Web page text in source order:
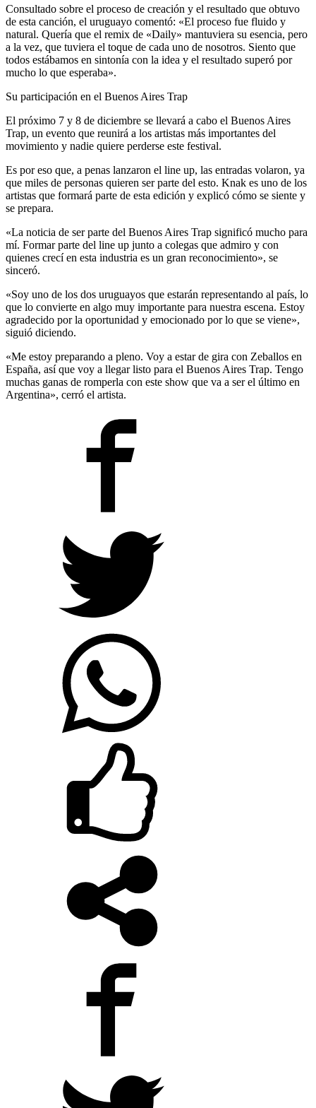
Consultado sobre el proceso de creación y el resultado que obtuvo
de esta canción, el uruguayo comentó: «El proceso fue fluido y
natural. Quería que el remix de «Daily» mantuviera su esencia, pero
a la vez, que tuviera el toque de cada uno de nosotros. Siento que
todos estábamos en sintonía con la idea y el resultado superó por
mucho lo que esperaba».
Su participación en el Buenos Aires Trap
El próximo 7 y 8 de diciembre se llevará a cabo el Buenos Aires
Trap, un evento que reunirá a los artistas más importantes del
movimiento y nadie quiere perderse este festival.
Es por eso que, a penas lanzaron el line up, las entradas volaron, ya
que miles de personas quieren ser parte del esto. Knak es uno de los
artistas que formará parte de esta edición y explicó cómo se siente y
se prepara.
«La noticia de ser parte del Buenos Aires Trap significó mucho para
mí. Formar parte del line up junto a colegas que admiro y con
quienes crecí en esta industria es un gran reconocimiento», se
sinceró.
«Soy uno de los dos uruguayos que estarán representando al país, lo
que lo convierte en algo muy importante para nuestra escena. Estoy
agradecido por la oportunidad y emocionado por lo que se viene»,
siguió diciendo.
«Me estoy preparando a pleno. Voy a estar de gira con Zeballos en
España, así que voy a llegar listo para el Buenos Aires Trap. Tengo
muchas ganas de romperla con este show que va a ser el último en
Argentina», cerró el artista.